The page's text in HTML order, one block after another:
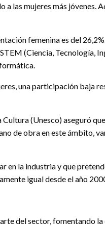
las mujeres más jóvenes.
femenina es del
(Ciencia, Tecnología,
una participación baja
(Unesco) aseguró
de obra en este ámbito,
en la industria y que
igual desde el año
del sector, fomentando